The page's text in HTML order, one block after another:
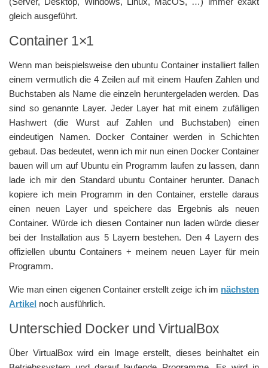
gleich ausgeführt.
Container 1×1
Wenn man beispielsweise den ubuntu Container installiert fallen
einem vermutlich die 4 Zeilen auf mit einem Haufen Zahlen und
Buchstaben als Name die einzeln heruntergeladen werden. Das
sind so genannte Layer. Jeder Layer hat mit einem zufälligen
Hashwert (die Wurst auf Zahlen und Buchstaben) einen
eindeutigen Namen. Docker Container werden in Schichten
gebaut. Das bedeutet, wenn ich mir nun einen Docker Container
bauen will um auf Ubuntu ein Programm laufen zu lassen, dann
lade ich mir den Standard ubuntu Container herunter. Danach
kopiere ich mein Programm in den Container, erstelle daraus
einen neuen Layer und speichere das Ergebnis als neuen
Container. Würde ich diesen Container nun laden würde dieser
bei der Installation aus 5 Layern bestehen. Den 4 Layern des
offiziellen ubuntu Containers + meinem neuen Layer für mein
Programm.
Wie man einen eigenen Container erstellt zeige ich im nächsten
Artikel noch ausführlich.
Unterschied Docker und VirtualBox
Über VirtualBox wird ein Image erstellt, dieses beinhaltet ein